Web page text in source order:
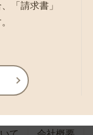
「請求書」